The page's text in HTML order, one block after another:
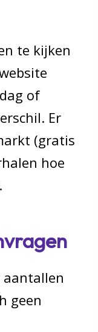
te kijken
of
Er
(gratis
hoe
aantallen
geen